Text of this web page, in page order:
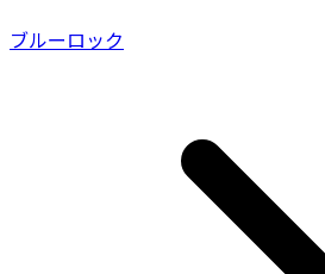
ブルーロック